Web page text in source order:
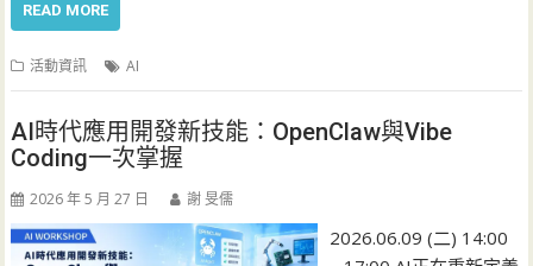
READ MORE
活動資訊 AI
AI時代應用開發新技能：OpenClaw與Vibe
Coding一次掌握
2026 年 5 月 27 日 謝 旻儒
2026.06.09 (二) 14:00